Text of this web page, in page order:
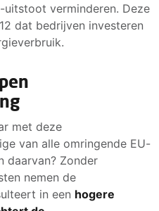
uitstoot verminderen. Deze
dat bedrijven investeren
met deze
van alle omringende EU-
daarvan? Zonder
nemen de
in een hogere